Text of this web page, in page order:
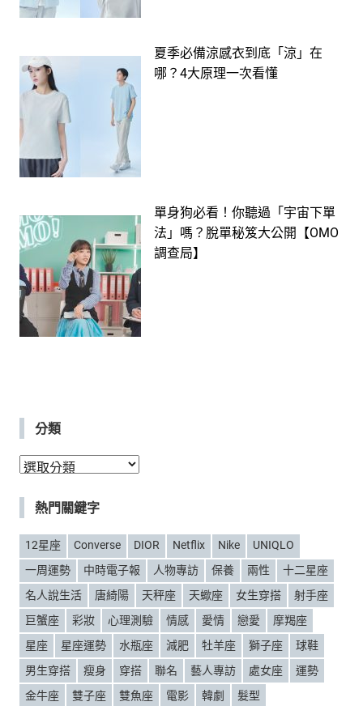
夏季必備涼感衣到底「涼」在
哪？4大原理一次看懂
單身狗必看！你聽過「宇宙下單
法」嗎？脫單秘笈大公開【OMO
調查局】
分類
分
熱門關鍵字
12星座 Converse DIOR Netflix Nike
UNIQLO
一周運勢
中時電子報 人物專訪 保養 兩性
十二星座
名人說生活
唐綺陽 天秤座 天蠍座 女生穿搭
射手座
巨蟹座
彩妝 心理測驗 情感 愛情 戀愛
摩羯座
星座
星座運勢 水瓶座 減肥 牡羊座 獅子座
球鞋
男生穿搭
瘦身 穿搭 聯名 藝人專訪 處女座
運勢
金牛座
雙子座 雙魚座 電影 韓劇 髮型